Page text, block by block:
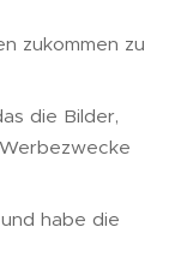
zukommen zu
die Bilder,
habe die